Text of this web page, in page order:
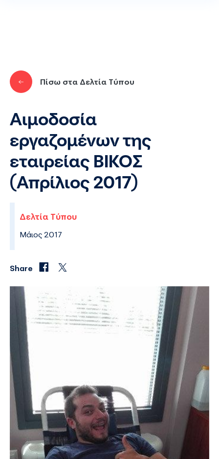
Πίσω στα Δελτία Τύπου
Αιμοδοσία
εργαζομένων της
εταιρείας ΒΙΚΟΣ
(Απρίλιος 2017)
Δελτία Τύπου
Μάιος 2017
Share